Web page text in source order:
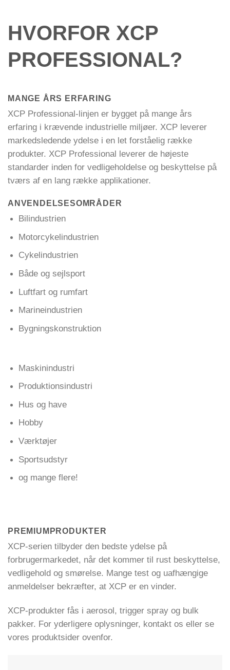
HVORFOR XCP
PROFESSIONAL?
MANGE ÅRS ERFARING
XCP Professional-linjen er bygget på mange års
erfaring i krævende industrielle miljøer. XCP leverer
markedsledende ydelse i en let forståelig række
produkter. XCP Professional leverer de højeste
standarder inden for vedligeholdelse og beskyttelse på
tværs af en lang række applikationer.
ANVENDELSESOMRÅDER
Bilindustrien
Motorcykelindustrien
Cykelindustrien
Både og sejlsport
Luftfart og rumfart
Marineindustrien
Bygningskonstruktion
Maskinindustri
Produktionsindustri
Hus og have
Hobby
Værktøjer
Sportsudstyr
og mange flere!
PREMIUMPRODUKTER
XCP-serien tilbyder den bedste ydelse på
forbrugermarkedet, når det kommer til rust beskyttelse,
vedligehold og smørelse. Mange test og uafhængige
anmeldelser bekræfter, at XCP er en vinder.
XCP-produkter fås i aerosol, trigger spray og bulk
pakker. For yderligere oplysninger, kontakt os eller se
vores produktsider ovenfor.